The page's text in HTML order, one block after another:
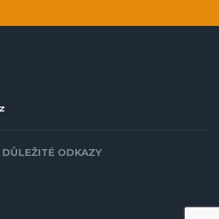
DŮLEŽITÉ ODKAZY